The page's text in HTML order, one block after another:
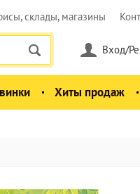
склады, магазины
Вход/
Хиты продаж